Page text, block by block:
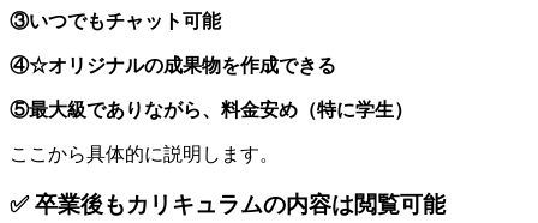
③いつでもチャット可能
④☆オリジナルの成果物を作成できる
⑤最大級でありながら、料金安め（特に学生）
ここから具体的に説明します。
✅ 卒業後もカリキュラムの内容は閲覧可能